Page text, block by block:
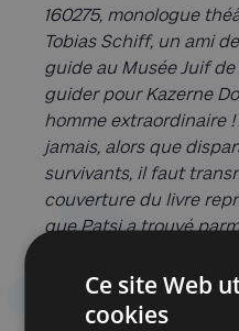
160275, monologue
Tobias Schiff, un ami
guide au Musée Juif
guider pour Kazerne
homme extraordinaire
jamais, alors que
survivants, il faut
couverture du livre
que Patsi a trouvé
Ce site Web
cookies